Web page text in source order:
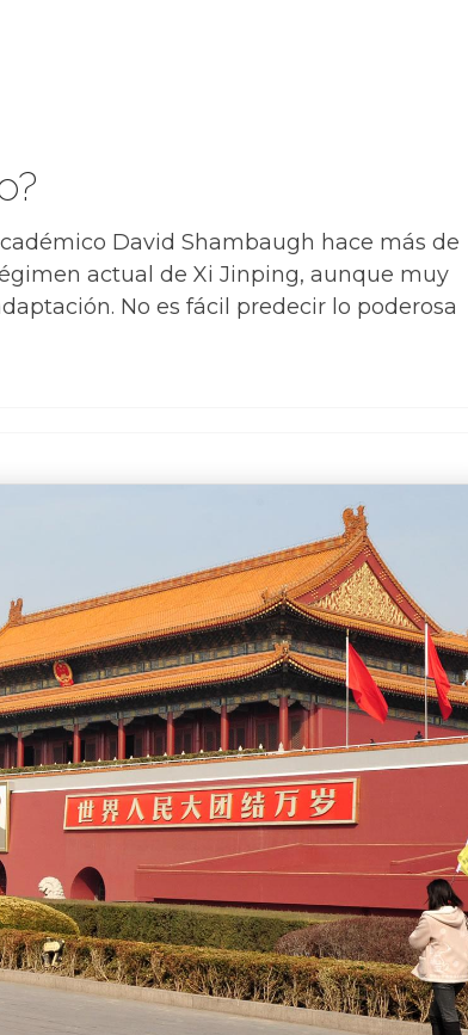
David Shambaugh hace más de
actual de Xi Jinping, aunque muy
No es fácil predecir lo poderosa